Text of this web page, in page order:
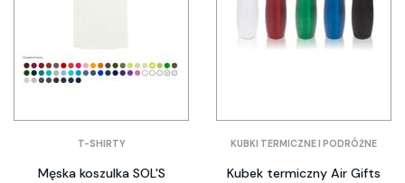
T-SHIRTY
Męska koszulka SOL'S
KUBKI TERMICZNE I PODRÓŻNE
Kubek termiczny Air Gifts